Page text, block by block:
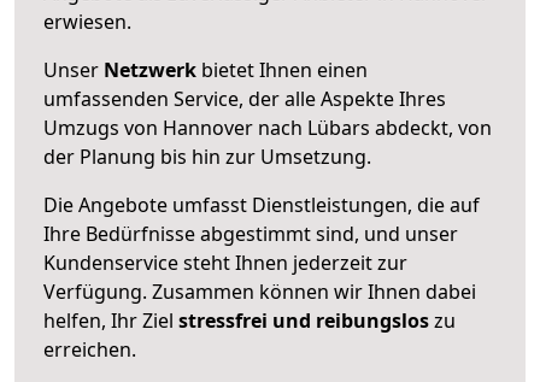
erwiesen.
Unser Netzwerk bietet Ihnen einen
umfassenden Service, der alle Aspekte Ihres
Umzugs von Hannover nach Lübars abdeckt, von
der Planung bis hin zur Umsetzung.
Die Angebote umfasst Dienstleistungen, die auf
Ihre Bedürfnisse abgestimmt sind, und unser
Kundenservice steht Ihnen jederzeit zur
Verfügung. Zusammen können wir Ihnen dabei
helfen, Ihr Ziel stressfrei und reibungsloszu
erreichen.